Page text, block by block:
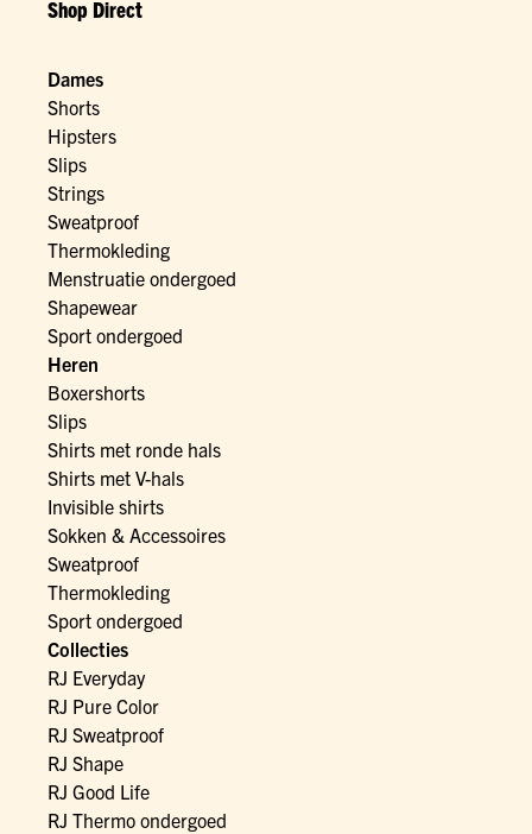
Shop Direct
Dames
Shorts
Hipsters
Slips
Strings
Sweatproof
Thermokleding
Menstruatie ondergoed
Shapewear
Sport ondergoed
Heren
Boxershorts
Slips
Shirts met ronde hals
Shirts met V-hals
Invisible shirts
Sokken & Accessoires
Sweatproof
Thermokleding
Sport ondergoed
Collecties
RJ Everyday
RJ Pure Color
RJ Sweatproof
RJ Shape
RJ Good Life
RJ Thermo ondergoed